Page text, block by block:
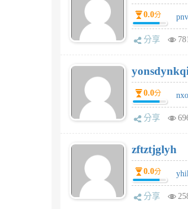
0.0分
分享
0.0分
分享
zftztjglyh
0.0分
分享